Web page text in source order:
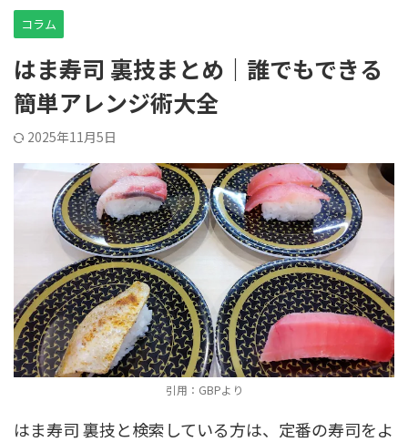
コラム
はま寿司 裏技まとめ｜誰でもできる
簡単アレンジ術大全
2025年11月5日
引用：GBPより
はま寿司 裏技と検索している方は、定番の寿司をよ